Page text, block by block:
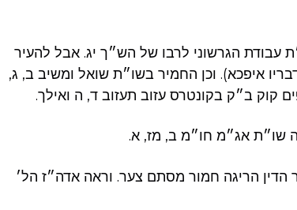
עבודת הגרשוני לרבו של הש״ך יג. אבל להעיר
איפכא). וכן החמיר בשו״ת שואל ומשיב ב, ג,
קוק ב״ק בקונטרס עזוב תעזוב ד, ה ואילך.
שו״ת אג״מ חו״מ ב, מז, א.
הריגה חמור מסתם צער. וראה אדה״ז הל׳